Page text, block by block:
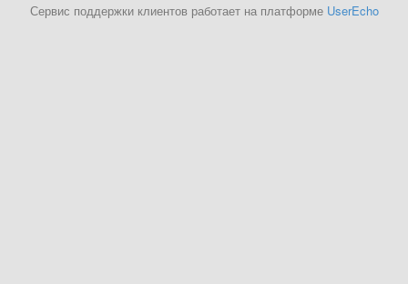
Сервис поддержки клиентов работает на платформе UserEcho